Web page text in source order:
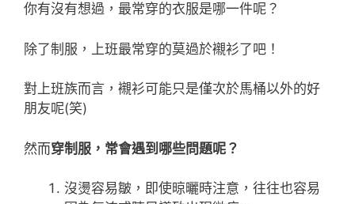
你有沒有想過，最常穿的衣服是哪一件呢？
除了制服，上班最常穿的莫過於襯衫了吧！
對上班族而言，襯衫可能只是僅次於馬桶以外的好
朋友呢(笑)
然而穿制服，常會遇到哪些問題呢？
沒燙容易皺，即使晾曬時注意，往往也容易